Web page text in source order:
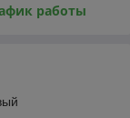
работы